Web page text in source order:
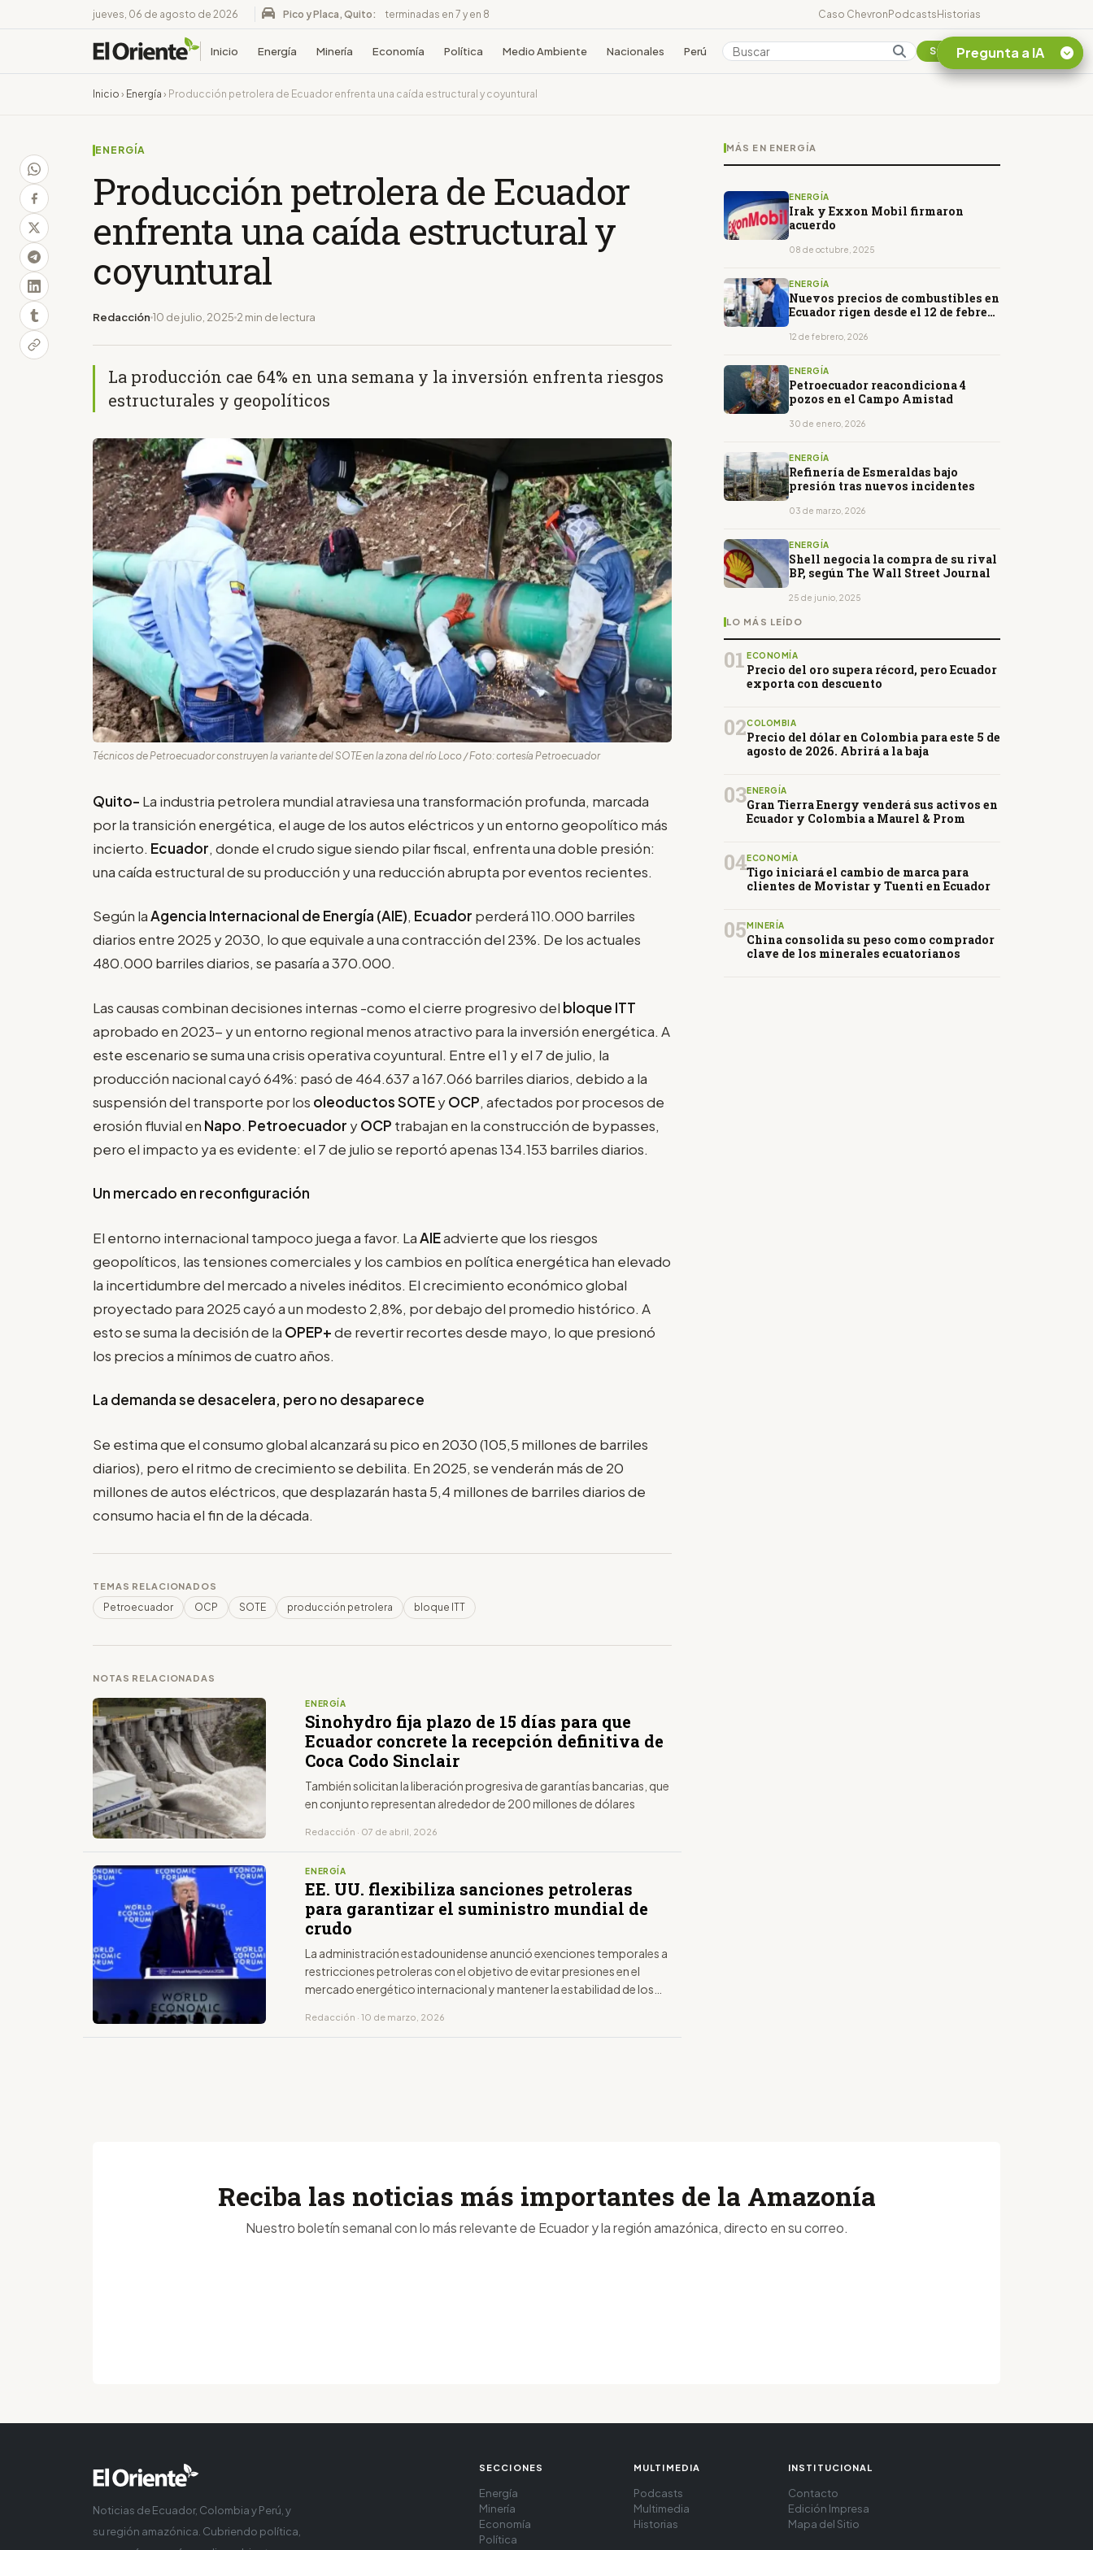
jueves, 06 de agosto de 2026 Pico y Placa, Quito: terminadas en 7 y en 8 Caso ChevronPodcastsHistorias
Inicio Energía Minería Economía Política Medio Ambiente Nacionales Perú Colombia Suscribirse
Inicio › Energía › Producción petrolera de Ecuador enfrenta una caída estructural y coyuntural
ENERGÍA
Producción petrolera de Ecuador
enfrenta una caída estructural y
coyuntural
Redacción 10 de julio, 2025 2 min de lectura
La producción cae 64% en una semana y la inversión enfrenta riesgos
estructurales y geopolíticos
Técnicos de Petroecuador construyen la variante del SOTE en la zona del río Loco / Foto: cortesía Petroecuador
Quito- La industria petrolera mundial atraviesa una transformación profunda, marcada
por la transición energética, el auge de los autos eléctricos y un entorno geopolítico más
incierto. Ecuador, donde el crudo sigue siendo pilar fiscal, enfrenta una doble presión:
una caída estructural de su producción y una reducción abrupta por eventos recientes.
Según laAgencia Internacional de Energía (AIE), Ecuador perderá 110.000 barriles
diarios entre 2025 y 2030, lo que equivale a una contracción del 23%. De los actuales
480.000 barriles diarios, se pasaría a 370.000.
Las causas combinan decisiones internas -como el cierre progresivo del bloque ITT
aprobado en 2023- y un entorno regional menos atractivo para la inversión energética. A
este escenario se suma una crisis operativa coyuntural. Entre el 1 y el 7 de julio, la
producción nacional cayó 64%: pasó de 464.637 a 167.066 barriles diarios, debido a la
suspensión del transporte por los oleoductos SOTEyOCP, afectados por procesos de
erosión fluvial en Napo. Petroecuador yOCP trabajan en la construcción de bypasses,
pero el impacto ya es evidente: el 7 de julio se reportó apenas 134.153 barriles diarios.
Un mercado en reconfiguración
El entorno internacional tampoco juega a favor. LaAIEadvierte que los riesgos
geopolíticos, las tensiones comerciales y los cambios en política energética han elevado
la incertidumbre del mercado a niveles inéditos. El crecimiento económico global
proyectado para 2025 cayó a un modesto 2,8%, por debajo del promedio histórico. A
esto se suma la decisión de la OPEP+de revertir recortes desde mayo, lo que presionó
los precios a mínimos de cuatro años.
La demanda se desacelera, pero no desaparece
Se estima que el consumo global alcanzará su pico en 2030 (105,5 millones de barriles
diarios), pero el ritmo de crecimiento se debilita. En 2025, se venderán más de 20
millones de autos eléctricos, que desplazarán hasta 5,4 millones de barriles diarios de
consumo hacia el fin de la década.
TEMAS RELACIONADOS
Petroecuador OCP SOTE producción petrolera bloque ITT
NOTAS RELACIONADAS
ENERGÍA
Sinohydro fija plazo de 15 días para que
Ecuador concrete la recepción definitiva de
Coca Codo Sinclair
También solicitan la liberación progresiva de garantías bancarias, que
en conjunto representan alrededor de 200 millones de dólares
Redacción · 07 de abril, 2026
ENERGÍA
EE. UU. flexibiliza sanciones petroleras
para garantizar el suministro mundial de
crudo
La administración estadounidense anunció exenciones temporales a
restricciones petroleras con el objetivo de evitar presiones en el
mercado energético internacional y mantener la estabilidad de los
Redacción · 10 de marzo, 2026
MÁS EN ENERGÍA
ENERGÍA
Irak y Exxon Mobil firmaron
acuerdo
08 de octubre, 2025
ENERGÍA
Nuevos precios de combustibles en
Ecuador rigen desde el 12 de febrero
12 de febrero, 2026
ENERGÍA
Petroecuador reacondiciona 4
pozos en el Campo Amistad
30 de enero, 2026
ENERGÍA
Refinería de Esmeraldas bajo
presión tras nuevos incidentes
03 de marzo, 2026
ENERGÍA
Shell negocia la compra de su rival
BP, según The Wall Street Journal
25 de junio, 2025
LO MÁS LEÍDO
01 ECONOMÍA
Precio del oro supera récord, pero Ecuador
exporta con descuento
02COLOMBIA
Precio del dólar en Colombia para este 5 de
agosto de 2026. Abrirá a la baja
03ENERGÍA
Gran Tierra Energy venderá sus activos en
Ecuador y Colombia a Maurel & Prom
04ECONOMÍA
Tigo iniciará el cambio de marca para
clientes de Movistar y Tuenti en Ecuador
05 MINERÍA
China consolida su peso como comprador
clave de los minerales ecuatorianos
Pregunta a IA
Reciba las noticias más importantes de la Amazonía
Nuestro boletín semanal con lo más relevante de Ecuador y la región amazónica, directo en su correo.
Noticias de Ecuador, Colombia y Perú, y
su región amazónica. Cubriendo política,
SECCIONES
Energía
Minería
Economía
Política
MULTIMEDIA
Podcasts
Multimedia
Historias
INSTITUCIONAL
Contacto
Edición Impresa
Mapa del Sitio